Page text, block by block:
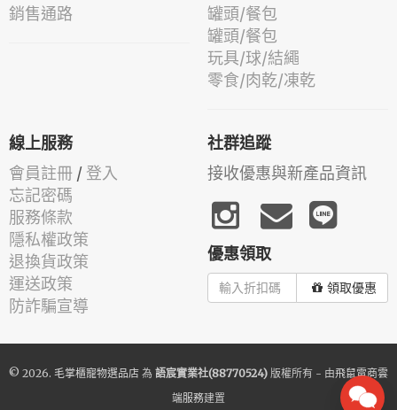
銷售通路
罐頭/餐包
罐頭/餐包
玩具/球/結繩
零食/肉乾/凍乾
線上服務
會員註冊 / 登入
忘記密碼
服務條款
隱私權政策
退換貨政策
運送政策
防詐騙宣導
社群追蹤
接收優惠與新產品資訊
優惠領取
領取優惠
© 2026. 毛掌櫃寵物選品店 為 語宸實業社(88770524) 版權所有 - 由飛鼠電商雲
端服務建置